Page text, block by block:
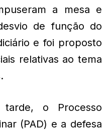
a mesa e
de função do
e foi proposto
relativas ao tema
o Processo
(PAD) e a defesa